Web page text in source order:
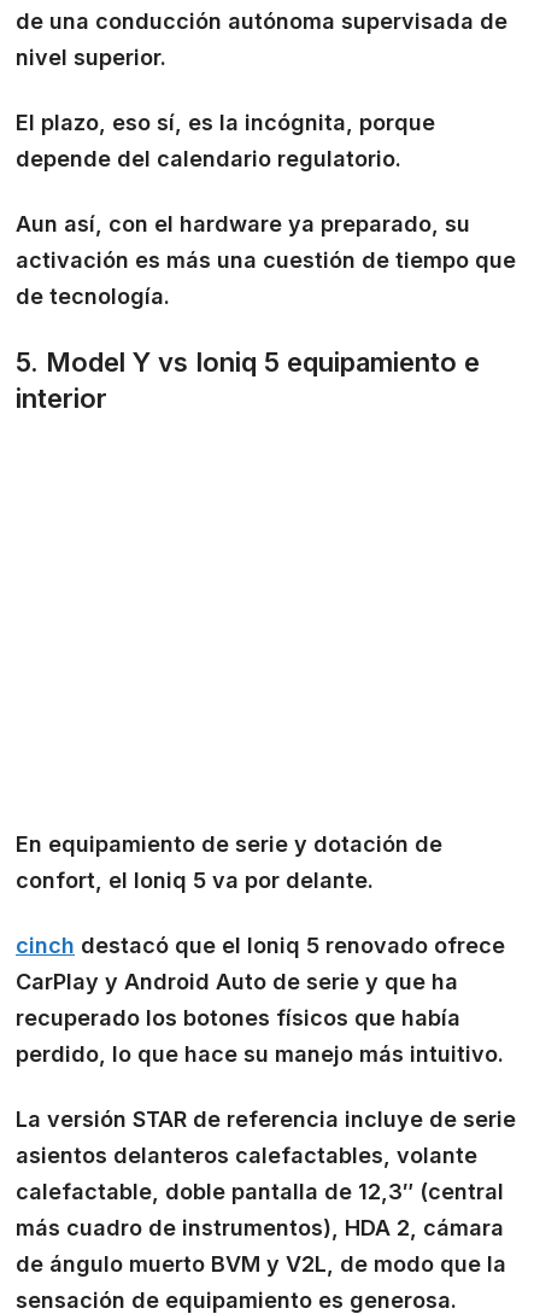
de una conducción autónoma supervisada de
nivel superior.
El plazo, eso sí, es la incógnita, porque
depende del calendario regulatorio.
Aun así, con el hardware ya preparado, su
activación es más una cuestión de tiempo que
de tecnología.
5. Model Y vs Ioniq 5 equipamiento e
interior
En equipamiento de serie y dotación de
confort, el Ioniq 5 va por delante.
cinch destacó que el Ioniq 5 renovado ofrece
CarPlay y Android Auto de serie y que ha
recuperado los botones físicos que había
perdido, lo que hace su manejo más intuitivo.
La versión STAR de referencia incluye de serie
asientos delanteros calefactables, volante
calefactable, doble pantalla de 12,3″ (central
más cuadro de instrumentos), HDA 2, cámara
de ángulo muerto BVM y V2L, de modo que la
sensación de equipamiento es generosa.